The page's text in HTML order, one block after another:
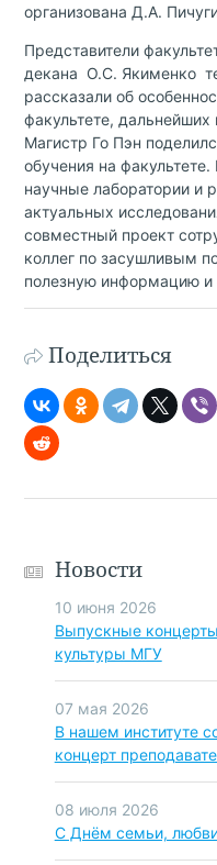
организована Д.А.
Представители
декана О.С. Якименко
рассказали об
факультете, дальнейших
Магистр Го Пэн
обучения на
научные лаборатории и
актуальных
совместный проект
коллег по засушливым
полезную информацию и
Поделиться
Новости
10 июня 2026
Выпускные
культуры МГУ
07 мая 2026
В нашем институте
концерт
08 июля 2026
C Днём семьи,